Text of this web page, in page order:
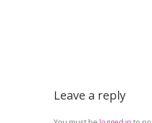
Leave a reply